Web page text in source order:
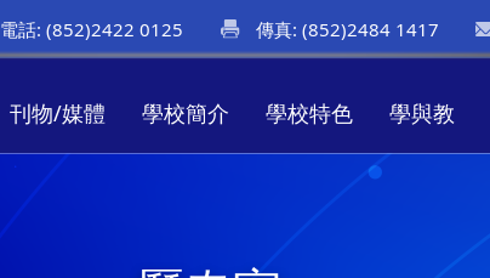
電話: (852)2422 0125 傳真: (852)2484 1417
刊物/媒體 學校簡介 學校特色 學與教